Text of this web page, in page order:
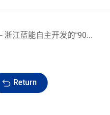
Prev：赶超国际先进水平 推动氢能科技创新 —— 浙江蓝能自主开发的“90MPa储氢瓶式容器”通过鉴定
Return